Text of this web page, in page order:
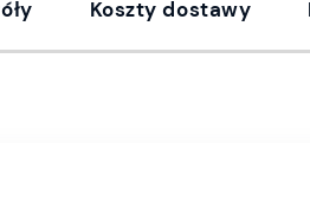
Koszty dostawy